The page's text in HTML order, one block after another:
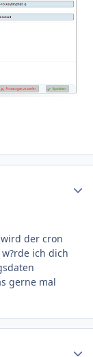
der cron
ich dich
gerne mal